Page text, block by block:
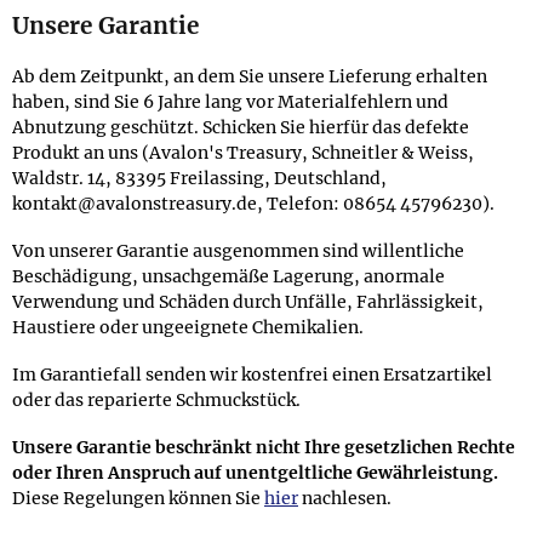
Unsere Garantie
Ab dem Zeitpunkt, an dem Sie unsere Lieferung erhalten
haben, sind Sie 6 Jahre lang vor Materialfehlern und
Abnutzung geschützt. Schicken Sie hierfür das defekte
Produkt an uns (Avalon's Treasury, Schneitler & Weiss,
Waldstr. 14, 83395 Freilassing, Deutschland,
kontakt@avalonstreasury.de, Telefon: 08654 45796230).
Von unserer Garantie ausgenommen sind willentliche
Beschädigung, unsachgemäße Lagerung, anormale
Verwendung und Schäden durch Unfälle, Fahrlässigkeit,
Haustiere oder ungeeignete Chemikalien.
Im Garantiefall senden wir kostenfrei einen Ersatzartikel
oder das reparierte Schmuckstück.
Unsere Garantie beschränkt nicht Ihre gesetzlichen Rechte
oder Ihren Anspruch auf unentgeltliche Gewährleistung.
Diese Regelungen können Sie hiernachlesen.